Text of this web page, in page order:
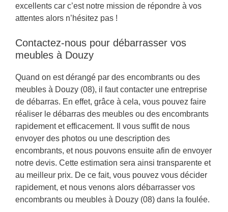
excellents car c’est notre mission de répondre à vos
attentes alors n’hésitez pas !
Contactez-nous pour débarrasser vos
meubles à Douzy
Quand on est dérangé par des encombrants ou des
meubles à Douzy (08), il faut contacter une entreprise
de débarras. En effet, grâce à cela, vous pouvez faire
réaliser le débarras des meubles ou des encombrants
rapidement et efficacement. Il vous suffit de nous
envoyer des photos ou une description des
encombrants, et nous pouvons ensuite afin de envoyer
notre devis. Cette estimation sera ainsi transparente et
au meilleur prix. De ce fait, vous pouvez vous décider
rapidement, et nous venons alors débarrasser vos
encombrants ou meubles à Douzy (08) dans la foulée.